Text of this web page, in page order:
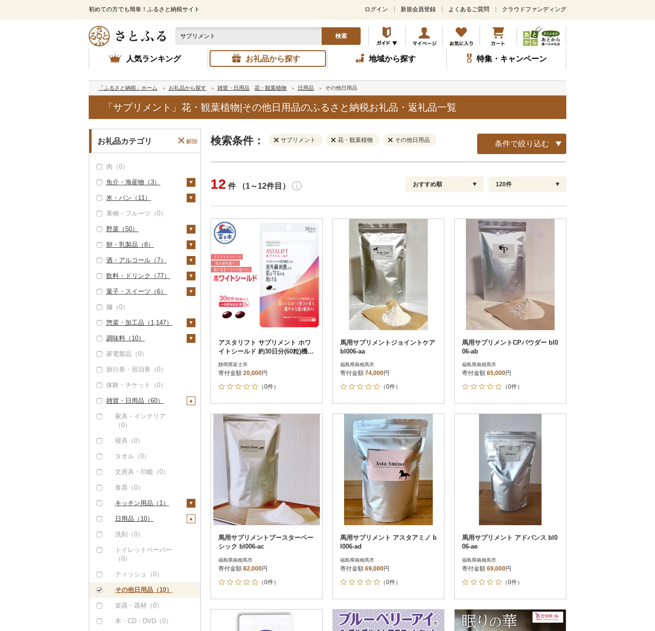
初めての方でも簡単！ふるさと納税サイト
メ
ン
コ
ン
テ
ツ
ッ
ログイン 新規会員登録 よくあるご質問 クラウドファンディング
検索
人気ランキング お礼品から探す 地域から探す 特集・キャンペーン
「ふるさと納税」ホーム お礼品から探す 雑貨・日用品 花・観葉植物 日用品 その他日用品
「サプリメント」花・観葉植物|その他日用品のふるさと納税お礼品・返礼品一覧
お礼品カテゴリ 解除
肉（0）
魚介・海産物（3）
カニ（0）
エビ（0）
いくら（0）
うに（0）
明太子・たらこ（0）
その他魚卵（0）
貝（1）
帆立（ホタテ）（0）
鮑（アワビ）（0）
牡蠣（カキ）（0）
あさり（0）
しじみ（1）
サザエ（0）
はまぐり（0）
その他貝（0）
うなぎ（0）
鮮魚（0）
イカ・タコ（0）
海苔・海藻（0）
干物（0）
その他魚介・加工品
（0）
（0）
その他魚介・加工品
（2）
米・パン（11）
米（1）
精米（1）
無洗米（0）
玄米（0）
金芽米（0）
ゆめぴりか（1）
つや姫（0）
コシヒカリ（0）
はえぬき（0）
さがびより（0）
あきたこまち（0）
ひとめぼれ（0）
ミルキークィーン
ななつぼし（0）
その他米（0）
雑穀（6）
餅（0）
その他穀物加工品
果物・フルーツ（0）
野菜（50）
いも（1）
じゃがいも（0）
さつまいも（0）
その他いも（1）
トマト（0）
玉ねぎ（0）
ねぎ（0）
とうもろこし（0）
根菜（45）
人参（0）
大根（0）
自然薯（0）
レンコン（0）
にんにく・生姜（4
その他根菜（0）
アスパラガス（0）
豆（4）
きのこ（0）
その他野菜（0）
卵・乳製品（8）
卵（0）
チーズ（2）
ヨーグルト（6）
牛乳（0）
バター（0）
その他乳製品（0）
酒・アルコール（7）
ビール・発泡酒（0）
日本酒（0）
焼酎（0）
梅酒（0）
泡盛（0）
ワイン（0）
ウイスキー（0）
リキュール・洋酒
ノンアルコール（0）
その他酒（0）
飲料・ドリンク（77）
水・ミネラルウォータ
（1）
飲料（0）
コーヒー豆（0）
粉（0）
ドリップ（1）
茶（1）
飲料（0）
茶葉・ティーバッグ
静岡茶（0）
足柄茶（0）
知覧茶（0）
八女茶（0）
その他茶（0）
果汁飲料（1）
りんごジュース（0）
みかんジュース（オレ
ンジジュース）（0）
その他果汁飲料（1）
紅茶（0）
その他飲料・ジュース
（43）
野菜ジュース（7）
炭酸飲料（0）
豆乳（0）
その他飲料・ジュース
（27）
菓子・スイーツ（6）
ケーキ（0）
クッキー（0）
焼き菓子（0）
プリン（0）
ゼリー（2）
チョコレート（0）
カステラ（0）
アイス・ジェラート
（1）
その他洋菓子（1）
煎餅・おかき（0）
羊羹（2）
饅頭（0）
大福（0）
その他和菓子（0）
麺（0）
惣菜・加工品（1,147）
惣菜（3）
餃子（3）
シュウマイ（0）
コロッケ（0）
その他惣菜（0）
カレー・シチュー
スープ（0）
豆腐・納豆（0）
漬物（151）
梅干（151）
キムチ（0）
その他漬物（0）
缶詰・瓶詰（4）
肉（0）
魚（0）
果物（0）
ジャム（0）
その他缶詰・瓶詰
（4）
乾物（0）
燻製（スモーク）
調味料（10）
砂糖（0）
塩（0）
醤油（0）
味噌（0）
酢（0）
その他調味料（6）
家電製品（0）
旅行券・宿泊券（0）
体験・チケット（0）
雑貨・日用品（60）
家具・インテリア
（0）
寝具（0）
タオル（0）
文房具・印鑑（0）
食器（0）
キッチン用品（1）
包丁（0）
フライパン（0）
鍋（0）
土鍋（0）
その他キッチン用品
（1）
日用品（10）
洗剤（0）
トイレットペーパー
（0）
ティッシュ（0）
その他日用品（10）
楽器・器材（0）
本・CD・DVD（0）
検索条件： サプリメント 花・観葉植物 その他日用品 条件で絞り込む
PayPay
クレジットカード決済
楽天ペイ
メルペイ
コンビニ支払い
ソフトバンクまとめて支払い
d払い
金融機関(Pay-easy決済)
解除
発送種別
冷凍便
配送指定 解除
お届け日時指定可
お届け時間帯指定可
発送される月指定可
その他
さとふる限定のお礼品
さとふるアプリdeワンストップ申請
結果を見る（
12 件 （1～12件目） おすすめ順
新着順
120件
60
90
120
アスタリフト サプリメント ホワ
イトシールド 約30日分(60粒)機能
性表示食品
静岡県富士市
寄付金額 20,000円
（0件）
馬用サプリメントジョイントケア
bl006-aa
福島県南相馬市
寄付金額 74,000円
（0件）
馬用サプリメントCPパウダー bl0
06-ab
福島県南相馬市
寄付金額 65,000円
（0件）
馬用サプリメントブースターベー
シック bl006-ac
福島県南相馬市
寄付金額 82,000円
（0件）
馬用サプリメント アスタアミノ b
l006-ad
福島県南相馬市
寄付金額 69,000円
（0件）
馬用サプリメント アドバンス bl0
06-ae
福島県南相馬市
寄付金額 69,000円
（0件）